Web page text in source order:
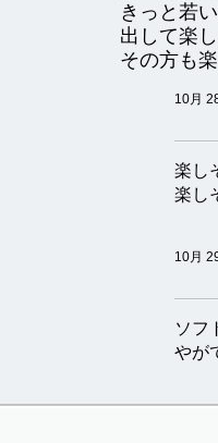
きっと若
出して楽
その方も
10月
楽し
楽し
10月
ソフ
やが